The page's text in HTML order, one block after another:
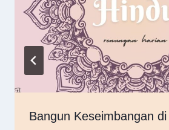
Bangun Keseimbangan